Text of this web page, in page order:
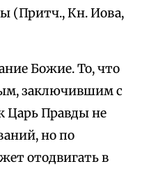
(Притч., Кн. Иова,
Божие. То, что
заключившим с
Царь Правды не
но по
отодвигать в